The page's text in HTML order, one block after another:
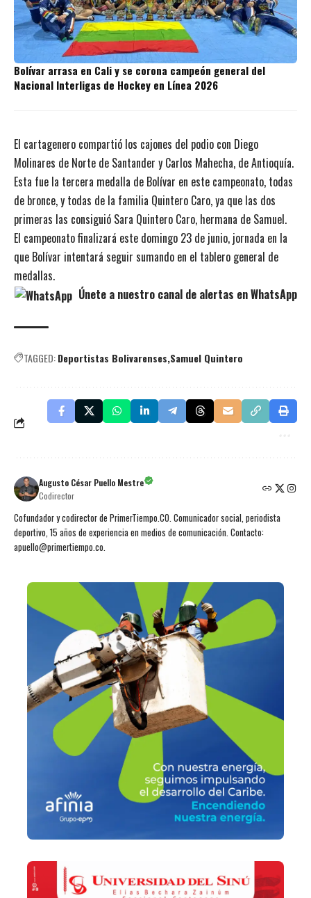
Bolívar arrasa en Cali y se corona campeón general del
Nacional Interligas de Hockey en Línea 2026
El cartagenero compartió los cajones del podio con Diego
Molinares de Norte de Santander y Carlos Mahecha, de Antioquía.
Esta fue la tercera medalla de Bolívar en este campeonato, todas
de bronce, y todas de la familia Quintero Caro, ya que las dos
primeras las consiguió Sara Quintero Caro, hermana de Samuel.
El campeonato finalizará este domingo 23 de junio, jornada en la
que Bolívar intentará seguir sumando en el tablero general de
medallas.
Únete a nuestro canal de alertas en WhatsApp
TAGGED:Deportistas Bolivarenses Samuel Quintero
Augusto César Puello Mestre
Codirector
Cofundador y codirector de PrimerTiempo.CO. Comunicador social, periodista
deportivo, 15 años de experiencia en medios de comunicación. Contacto:
apuello@primertiempo.co.